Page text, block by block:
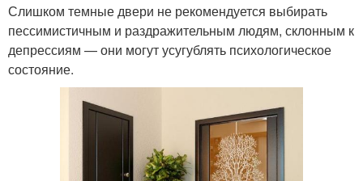
Слишком темные двери не рекомендуется выбирать
пессимистичным и раздражительным людям, склонным к
депрессиям — они могут усугублять психологическое
состояние.